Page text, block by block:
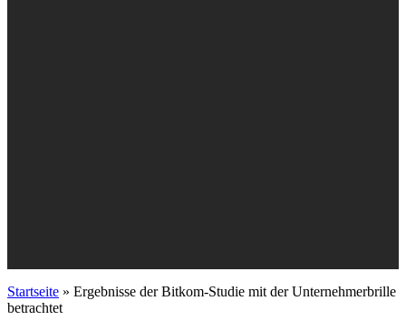
Startseite » Ergebnisse der Bitkom-Studie mit der Unternehmerbrille
betrachtet